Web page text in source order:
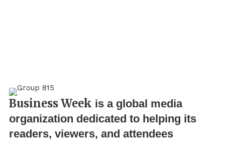
Business Week is a global media
organization dedicated to helping its
readers, viewers, and attendees